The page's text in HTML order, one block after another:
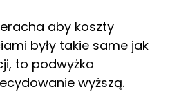
aby koszty
były takie same jak
to podwyżka
wyższą.